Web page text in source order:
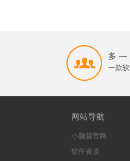
多 —
一款
网站导航
小脑袋官网
软件资质